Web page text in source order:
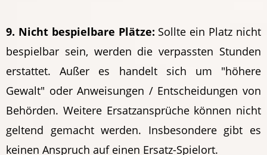
9. Nicht bespielbare Plätze: Sollte ein Platz nicht
bespielbar sein, werden die verpassten Stunden
erstattet. Außer es handelt sich um "höhere
Gewalt" oder Anweisungen / Entscheidungen von
Behörden. Weitere Ersatzansprüche können nicht
geltend gemacht werden. Insbesondere gibt es
keinen Anspruch auf einen Ersatz-Spielort.